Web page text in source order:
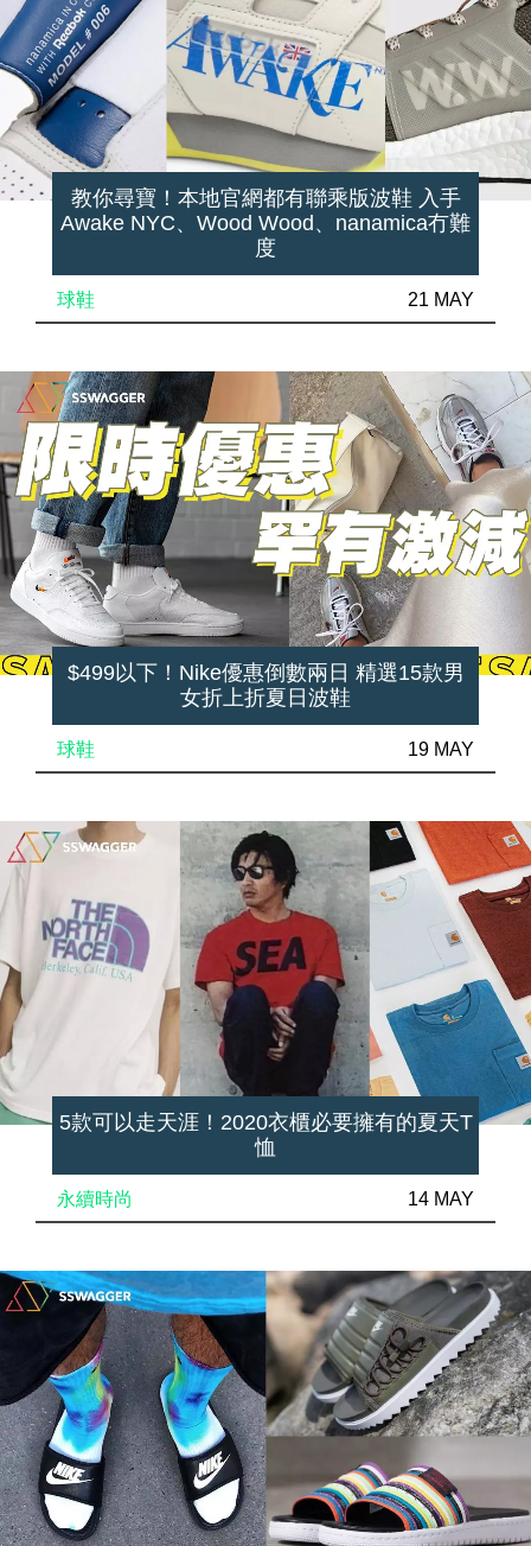
教你尋寶！本地官網都有聯乘版波鞋 入手
Awake NYC、Wood Wood、nanamica冇難
度
球鞋 21 MAY
$499以下！Nike優惠倒數兩日 精選15款男
女折上折夏日波鞋
球鞋 19 MAY
5款可以走天涯！2020衣櫃必要擁有的夏天T
恤
永續時尚 14 MAY